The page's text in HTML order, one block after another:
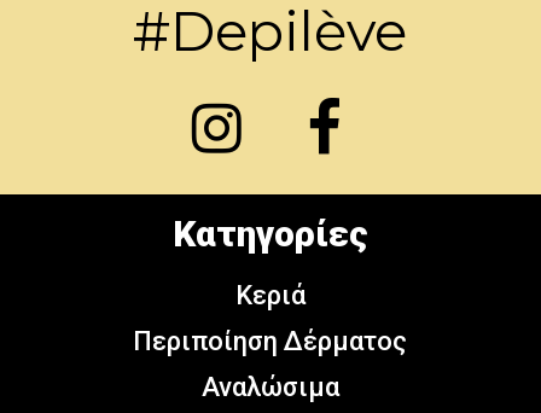
#Depilève
Κατηγορίες
Κεριά
Περιποίηση Δέρματος
Αναλώσιμα